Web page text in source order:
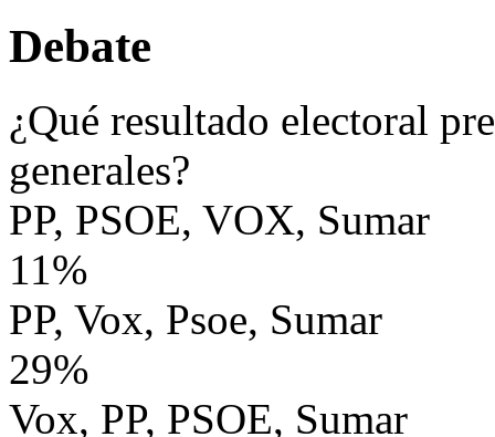
Debate
¿Qué resultado electoral
generales?
PP, PSOE, VOX, Sumar
11%
PP, Vox, Psoe, Sumar
29%
Vox, PP, PSOE, Sumar